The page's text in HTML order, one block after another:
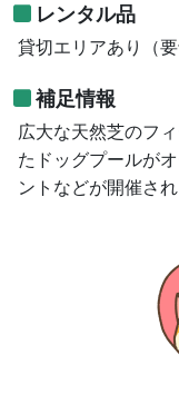
レンタル品
貸切エリアあり（要
補足情報
広大な天然芝のフ
たドッグプールが
ントなどが開催され